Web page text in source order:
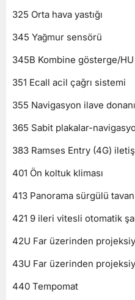
325 Orta hava yastığı
345 Yağmur sensörü
345B Kombine gösterge/
351 Ecall acil çağrı sistemi
355 Navigasyon ilave
365 Sabit plakalar-
383 Ramses Entry (4G)
401 Ön koltuk kliması
413 Panorama sürgülü tavan
421 9 ileri vitesli otomatik
42U Far üzerinden
43U Far üzerinden
440 Tempomat